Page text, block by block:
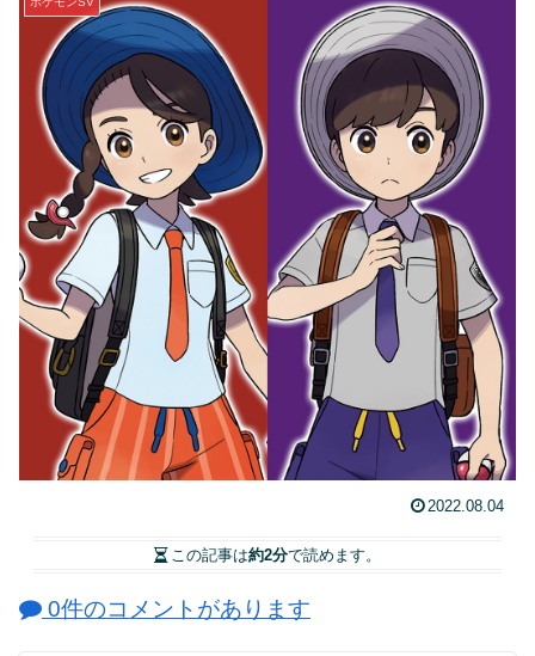
2022.08.04
この記事は約2分で読めます。
0件のコメントがあります